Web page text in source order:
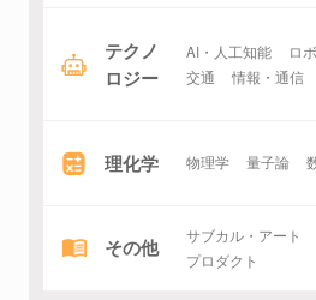
テクノ
ロジー
AI・人工知能
ロ
交通
情報・通信
理化学 物理学 量子論
その他 サブカル・アート
プロダクト